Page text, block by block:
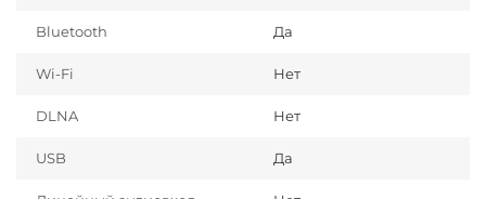
Bluetooth Да
Wi-Fi Нет
DLNA Нет
USB Да